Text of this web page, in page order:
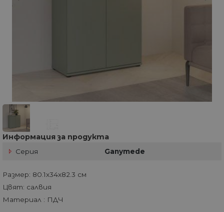
Информация за продукта
Серия Ganymede
Размер: 80.1х34х82.3 см
Цвят: салвия
Материал : ПДЧ